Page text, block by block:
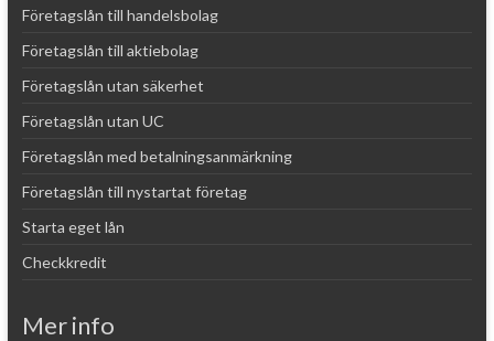
Företagslån till handelsbolag
Företagslån till aktiebolag
Företagslån utan säkerhet
Företagslån utan UC
Företagslån med betalningsanmärkning
Företagslån till nystartat företag
Starta eget lån
Checkkredit
Mer info